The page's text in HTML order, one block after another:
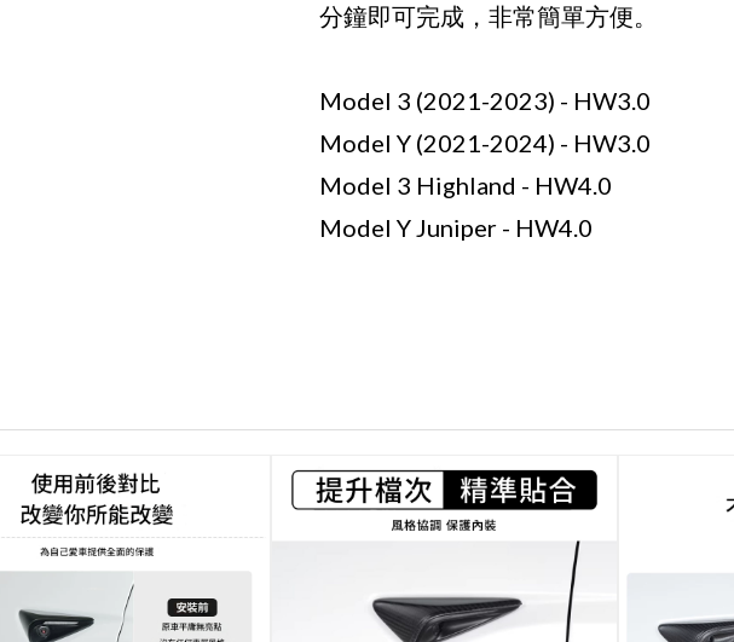
分鐘即可完成，非常簡單方便。
Model 3 (2021-2023) - HW3.0
Model Y (2021-2024) - HW3.0
Model 3 Highland - HW4.0
Model Y Juniper - HW4.0